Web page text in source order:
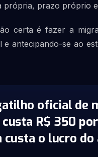
própria, prazo próprio
certa é fazer a
antecipando-se ao
oficial de
R$ 350
o lucro do